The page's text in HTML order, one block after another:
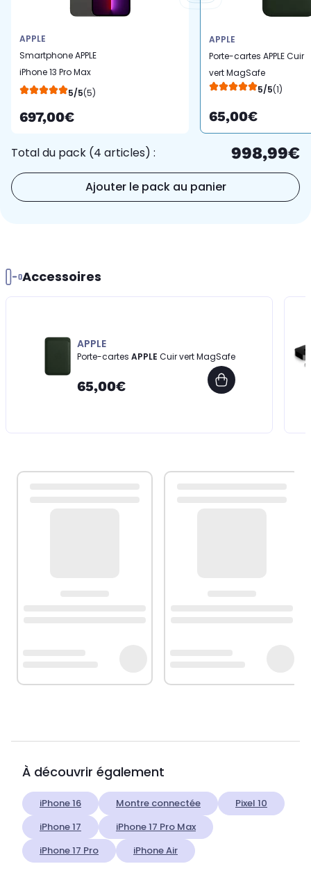
APPLE
Smartphone APPLE
iPhone 13 Pro Max
Graphite 1To 5G
5/5(5)
697,00€
APPLE
Porte-cartes APPLE Cuir
vert MagSafe
5/5(1)
65,00€
Total du pack (4 articles) : 998,99€
Ajouter le pack au panier
Accessoires
APPLE
Porte-cartes APPLE Cuir vert MagSafe
65,00€
À découvrir également
iPhone 16 Montre connectée
Pixel 10
iPhone 17
iPhone 17 Pro Max
iPhone 17 Pro
iPhone Air